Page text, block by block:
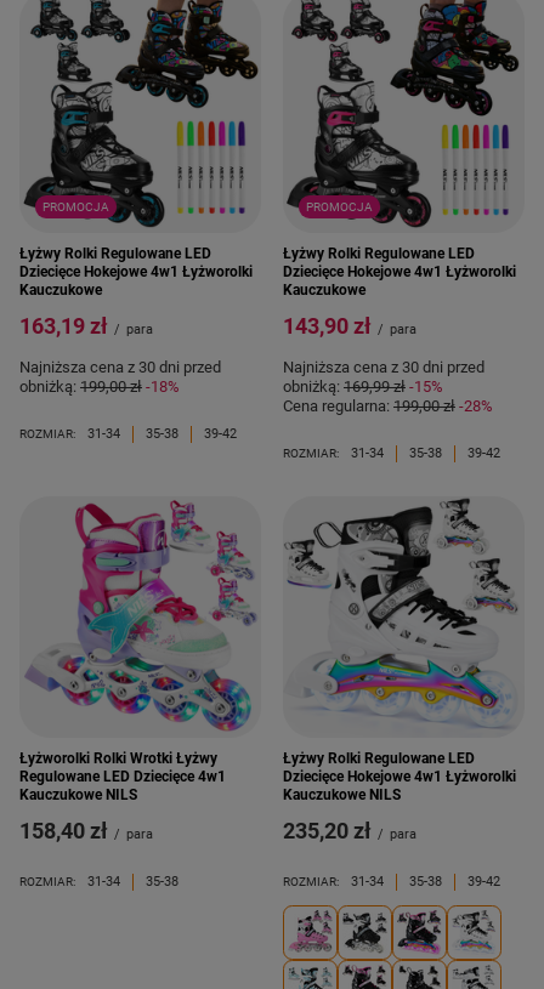
PROMOCJA
Łyżwy Rolki Regulowane LED
Dziecięce Hokejowe 4w1 Łyżworolki
Kauczukowe
163,19 zł / para
Najniższa cena z 30 dni przed
obniżką: 199,00 zł -18%
ROZMIAR: 31-34 35-38 39-42
PROMOCJA
Łyżwy Rolki Regulowane LED
Dziecięce Hokejowe 4w1 Łyżworolki
Kauczukowe
143,90 zł / para
Najniższa cena z 30 dni przed
obniżką: 169,99 zł -15%
Cena regularna: 199,00 zł -28%
ROZMIAR: 31-34 35-38 39-42
Łyżworolki Rolki Wrotki Łyżwy
Regulowane LED Dziecięce 4w1
Kauczukowe NILS
158,40 zł / para
ROZMIAR: 31-34 35-38
Łyżwy Rolki Regulowane LED
Dziecięce Hokejowe 4w1 Łyżworolki
Kauczukowe NILS
235,20 zł / para
ROZMIAR: 31-34 35-38 39-42